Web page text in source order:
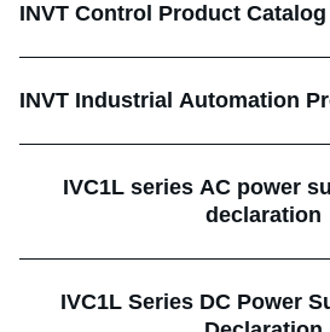
INVT Control Product Catalog
INVT Industrial Automation
IVC1L series AC power
declaration
IVC1L Series DC Power